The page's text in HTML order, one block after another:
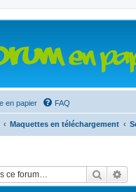
en papier FAQ
Maquettes en téléchargement